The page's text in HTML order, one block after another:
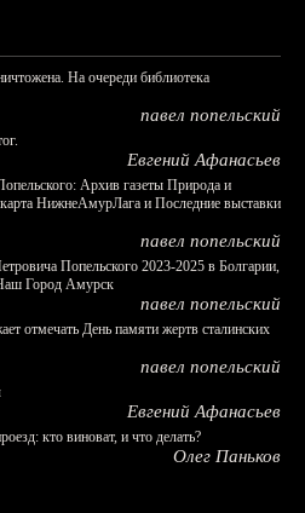
На очереди библиотека
павел попельский
Евгений Афанасьев
Архив газеты Природа и
НижнеАмурЛага и Последние выставки
павел попельский
Попельского 2023-2025 в Болгарии,
Наш Город Амурск
павел попельский
отмечать День памяти жертв сталинских
павел попельский
Евгений Афанасьев
кто виноват, и что делать?
Олег Паньков